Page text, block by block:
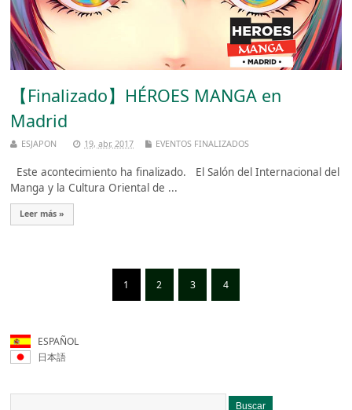
【Finalizado】HÉROES MANGA en
Madrid
ESJAPON 19, abr, 2017 EVENTOS FINALIZADOS
Este acontecimiento ha finalizado. El Salón del Internacional del
Manga y la Cultura Oriental de ...
Leer más »
1 2 3 4
ESPAÑOL
日本語